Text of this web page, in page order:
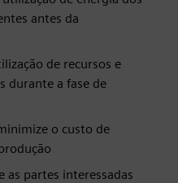
antes da
de recursos e
durante a fase de
o custo de
as partes interessadas